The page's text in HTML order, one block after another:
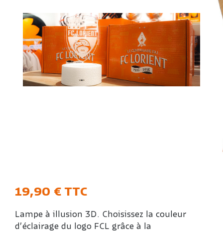
19,90 € TTC
Lampe à illusion 3D. Choisissez la couleur
d’éclairage du logo FCL grâce à la